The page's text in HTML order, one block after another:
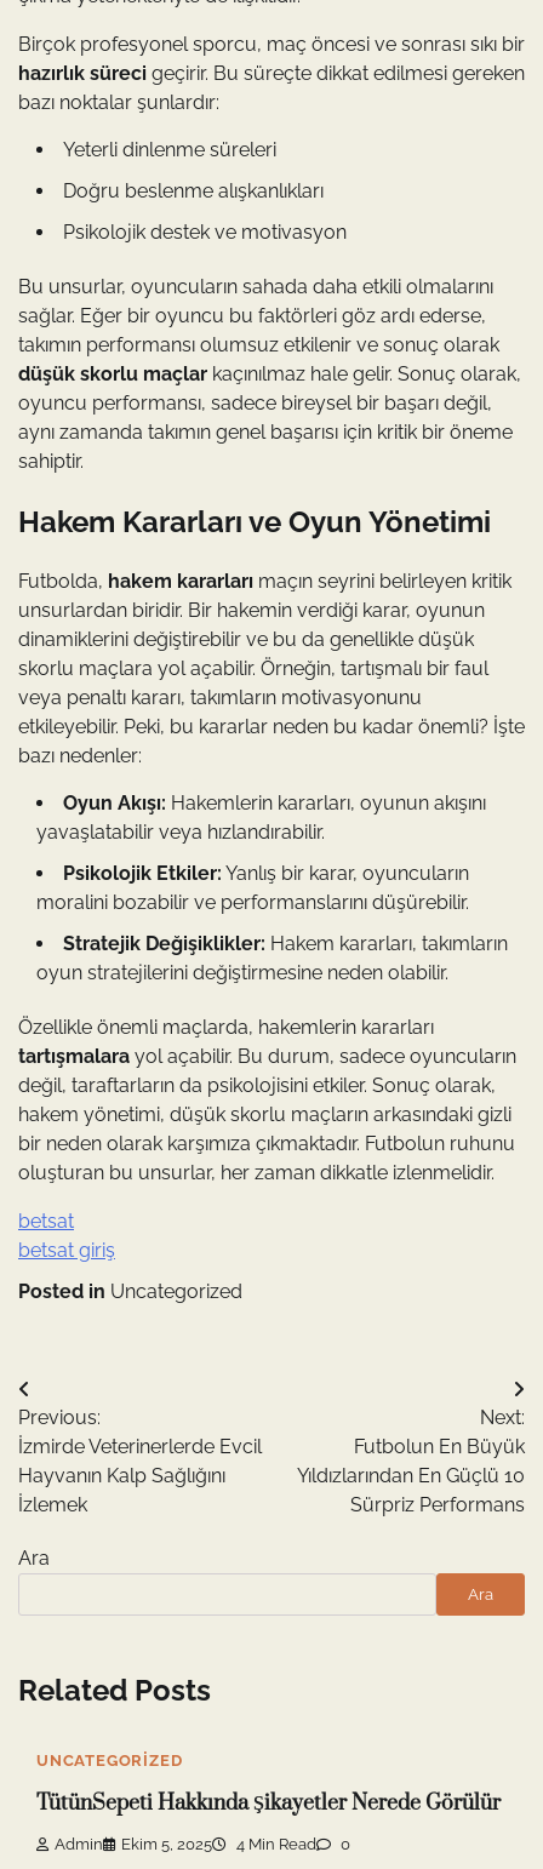
Birçok profesyonel sporcu, maç öncesi ve sonrası sıkı bir
hazırlık süreci geçirir. Bu süreçte dikkat edilmesi gereken
bazı noktalar şunlardır:
Yeterli dinlenme süreleri
Doğru beslenme alışkanlıkları
Psikolojik destek ve motivasyon
Bu unsurlar, oyuncuların sahada daha etkili olmalarını
sağlar. Eğer bir oyuncu bu faktörleri göz ardı ederse,
takımın performansı olumsuz etkilenir ve sonuç olarak
düşük skorlu maçlar kaçınılmaz hale gelir. Sonuç olarak,
oyuncu performansı, sadece bireysel bir başarı değil,
aynı zamanda takımın genel başarısı için kritik bir öneme
sahiptir.
Hakem Kararları ve Oyun Yönetimi
Futbolda, hakem kararları maçın seyrini belirleyen kritik
unsurlardan biridir. Bir hakemin verdiği karar, oyunun
dinamiklerini değiştirebilir ve bu da genellikle düşük
skorlu maçlara yol açabilir. Örneğin, tartışmalı bir faul
veya penaltı kararı, takımların motivasyonunu
etkileyebilir. Peki, bu kararlar neden bu kadar önemli? İşte
bazı nedenler:
Oyun Akışı: Hakemlerin kararları, oyunun akışını
yavaşlatabilir veya hızlandırabilir.
Psikolojik Etkiler: Yanlış bir karar, oyuncuların
moralini bozabilir ve performanslarını düşürebilir.
Stratejik Değişiklikler: Hakem kararları, takımların
oyun stratejilerini değiştirmesine neden olabilir.
Özellikle önemli maçlarda, hakemlerin kararları
tartışmalara yol açabilir. Bu durum, sadece oyuncuların
değil, taraftarların da psikolojisini etkiler. Sonuç olarak,
hakem yönetimi, düşük skorlu maçların arkasındaki gizli
bir neden olarak karşımıza çıkmaktadır. Futbolun ruhunu
oluşturan bu unsurlar, her zaman dikkatle izlenmelidir.
betsat
betsat giriş
Posted in Uncategorized
Yazı
gezinmesi
Previous:
İzmirde Veterinerlerde Evcil
Hayvanın Kalp Sağlığını
İzlemek
Next:
Futbolun En Büyük
Yıldızlarından En Güçlü 10
Sürpriz Performans
Ara
Ara
Related Posts
UNCATEGORIZED
TütünSepeti Hakkında Şikayetler Nerede Görülür
Admin Ekim 5, 2025 4 Min Read 0